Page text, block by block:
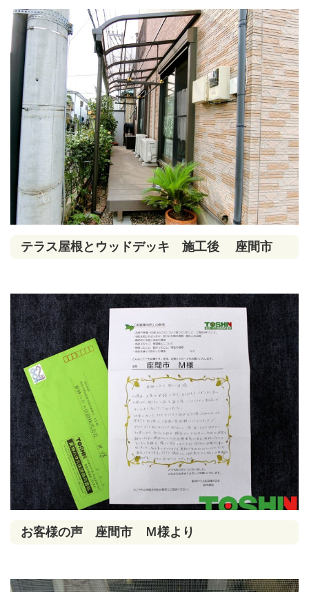
テラス屋根とウッドデッキ 施工後 座間市
お客様の声 座間市 Ｍ様より